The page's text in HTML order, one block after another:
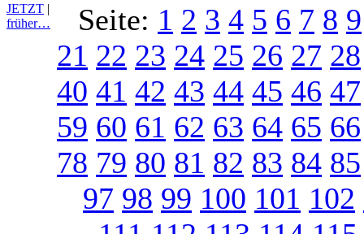
JETZT |
früher…
Seite: 1 2 3 4 5 6 7 8 9
21 22 23 24 25 26 27 28
40 41 42 43 44 45 46 47
59 60 61 62 63 64 65 66
78 79 80 81 82 83 84 85
97 98 99 100 101 102